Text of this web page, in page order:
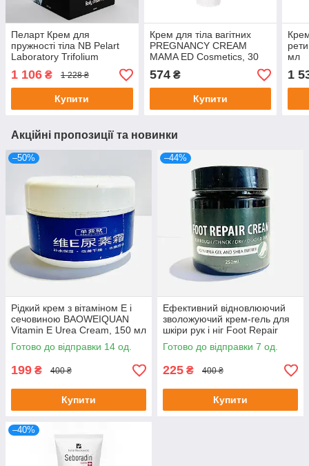
Пеларт Крем для
пружності тіла NB Pelart
Laboratory Trifolium
Pretense Line Body Cream
NB, 200 мл
1 106 ₴ 1 228 ₴
Купити
Крем для тіла вагітних
PREGNANCY CREAM
MAMA ED Cosmetics, 30
мл
574₴
Купити
мл
1
Акційні пропозиції та новинки
–50%
Рідкий крем з вітаміном Е і
сечовиною BAOWEIQUAN
Vitamin E Urea Cream, 150 мл
Готово до відправки 14 од.
199 ₴ 400 ₴
Купити
–44%
Ефективний відновлюючий
зволожуючий крем-гель для
шкіри рук і ніг Foot Repair
Cream, 250мл
Готово до відправки 7 од.
225 ₴ 400 ₴
Купити
–40%